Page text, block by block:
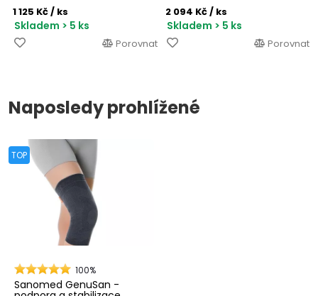
1 125 Kč/ ks
Skladem > 5 ks
Porovnat
2 094 Kč/ ks
Skladem > 5 ks
Porovnat
Naposledy prohlížené
TOP
100%
Sanomed GenuSan -